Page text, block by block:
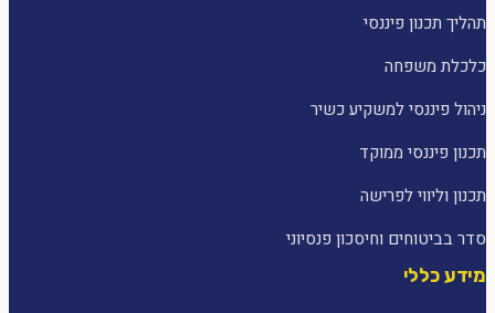
תהליך תכנון פיננסי
כלכלת משפחה
ניהול פיננסי למשקיע כשיר
תכנון פיננסי ממוקד
תכנון וליווי לפרישה
סדר בביטוחים וחיסכון פנסיוני
מידע כללי